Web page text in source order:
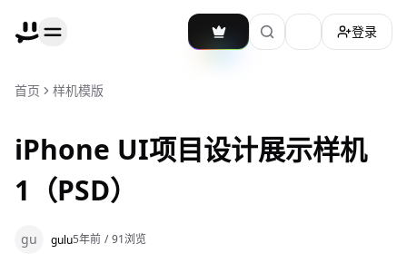
加载主题切换
登录
首页 样机模版
iPhone UI项目设计展示样机
1（PSD）
gu gulu5年前 / 91浏览